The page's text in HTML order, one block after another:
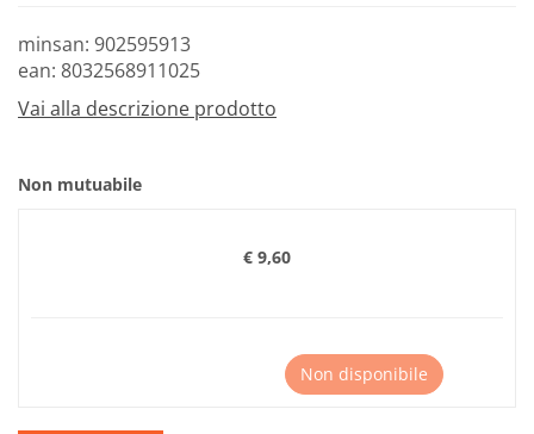
minsan: 902595913
ean: 8032568911025
Vai alla descrizione prodotto
Non mutuabile
Prezzo
€ 9,60
Non disponibile